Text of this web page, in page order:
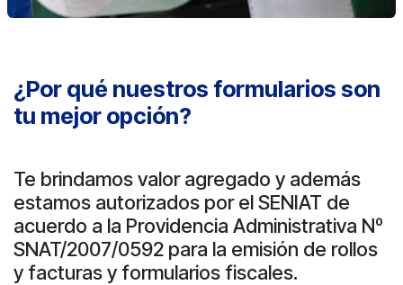
¿Por qué nuestros formularios son
tu mejor opción?
Te brindamos valor agregado y además
estamos autorizados por el SENIAT de
acuerdo a la Providencia Administrativa Nº
SNAT/2007/0592 para la emisión de rollos
y facturas y formularios fiscales.